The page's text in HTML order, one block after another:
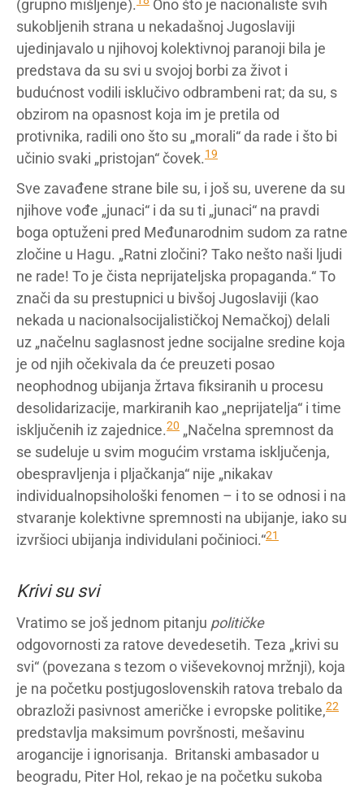
(grupno mišljenje).
Ono što je nacionaliste svih
sukobljenih strana u nekadašnoj Jugoslaviji
ujedinjavalo u njihovoj kolektivnoj paranoji bila je
predstava da su svi u svojoj borbi za život i
budućnost vodili isklučivo odbrambeni rat; da su, s
obzirom na opasnost koja im je pretila od
protivnika, radili ono što su „morali“ da rade i što bi
učinio svaki „pristojan“ čovek.19
Sve zavađene strane bile su, i još su, uverene da su
njihove vođe „junaci“ i da su ti „junaci“ na pravdi
boga optuženi pred Međunarodnim sudom za ratne
zločine u Hagu. „Ratni zločini? Tako nešto naši ljudi
ne rade! To je čista neprijateljska propaganda.“ To
znači da su prestupnici u bivšoj Jugoslaviji (kao
nekada u nacionalsocijalističkoj Nemačkoj) delali
uz „načelnu saglasnost jedne socijalne sredine koja
je od njih očekivala da će preuzeti posao
neophodnog ubijanja žrtava fiksiranih u procesu
desolidarizacije, markiranih kao „neprijatelja“ i time
isključenih iz zajednice.20 „Načelna spremnost da
se sudeluje u svim mogućim vrstama isključenja,
obespravljenja i pljačkanja“ nije „nikakav
individualnopsihološki fenomen – i to se odnosi i na
stvaranje kolektivne spremnosti na ubijanje, iako su
izvršioci ubijanja individulani počinioci.“21
Krivi su svi
Vratimo se još jednom pitanju političke
odgovornosti za ratove devedesetih. Teza „krivi su
svi“ (povezana s tezom o viševekovnoj mržnji), koja
je na početku postjugoslovenskih ratova trebalo da
obrazloži pasivnost američke i evropske politike,22
predstavlja maksimum površnosti, mešavinu
arogancije i ignorisanja. Britanski ambasador u
beogradu, Piter Hol, rekao je na početku sukoba